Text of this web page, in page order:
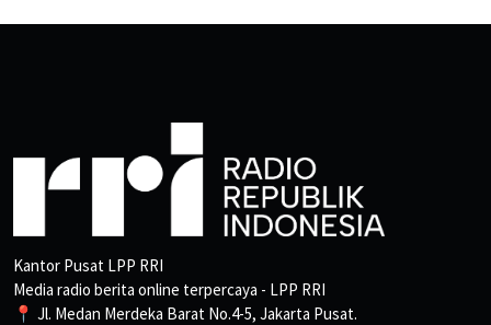
Kantor Pusat LPP RRI
Media radio berita online terpercaya - LPP RRI
📍 Jl. Medan Merdeka Barat No.4-5, Jakarta Pusat.